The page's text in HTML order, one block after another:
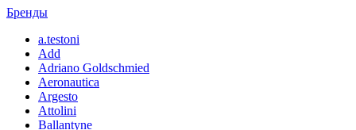
Бренды
a.testoni
Add
Adriano Goldschmied
Aeronautica
Argesto
Attolini
Ballantyne